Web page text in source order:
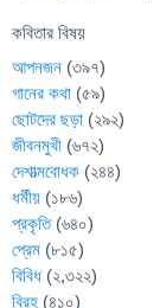
কবিতার বিষয়
আপনজন (৩৯৭)
গানের কথা (৫৯)
ছোটদের ছড়া (২৯২)
জীবনমুখী (৬৭২)
দেশাত্মবোধক (২৪৪)
ধর্মীয় (১৮৬)
প্রকৃতি(৬৪০)
প্রেম (৮১৫)
বিবিধ (২,৩২২)
বিরহ (৪১০)